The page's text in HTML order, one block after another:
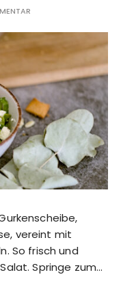
vereint mit
So frisch und
Springe zum…